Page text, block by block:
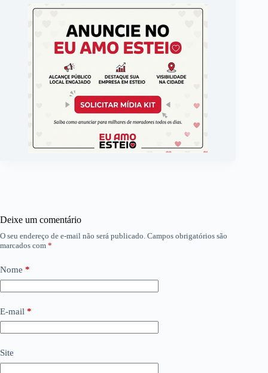
Deixe um comentário
O seu endereço de e-mail não será publicado. Campos obrigatórios são
marcados com *
Nome *
E-mail *
Site